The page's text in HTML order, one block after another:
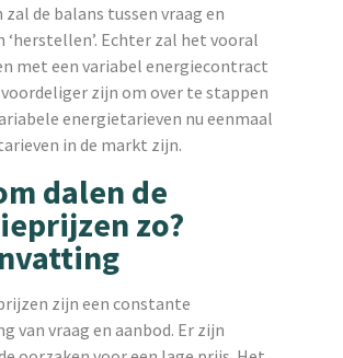
de balans tussen vraag en
‘herstellen’. Echter zal het vooral
met een variabel energiecontract
zijn om over te stappen
energietarieven nu eenmaal
in de markt zijn.
dalen de
zo?
zijn een constante
van vraag en aanbod. Er zijn